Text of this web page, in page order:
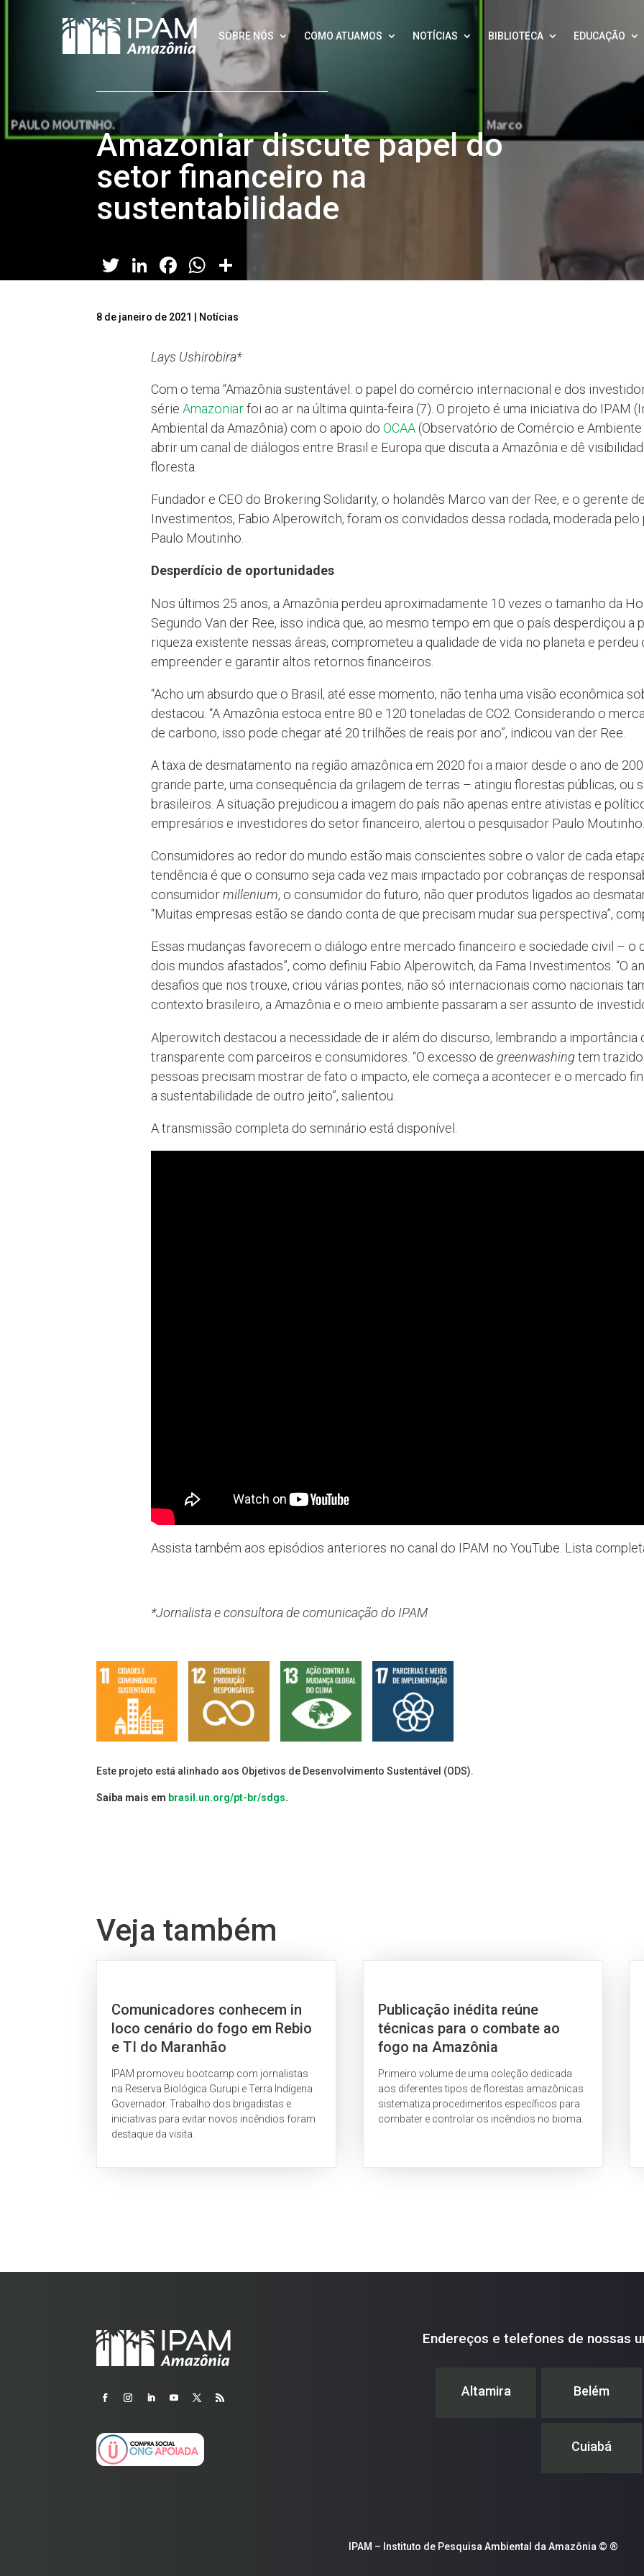
SOBRE NÓS COMO ATUAMOS NOTÍCIAS BIBLIOTECA EDUCAÇÃO
Amazoniar discute papel do
setor financeiro na
sustentabilidade
Twitter
LinkedIn
Facebook
WhatsApp
8 de janeiro de 2021 Notícias
Lays Ushirobira*
Com o tema “Amazônia sustentável: o papel do comércio internacional e dos
série Amazoniarfoi ao ar na última quinta-feira (7). O projeto é uma iniciativa do IPAM
Ambiental da Amazônia) com o apoio do OCAA(Observatório de Comércio e Ambiente
abrir um canal de diálogos entre Brasil e Europa que discuta a Amazônia e dê
floresta.
Fundador e CEO do Brokering Solidarity, o holandês Marco van der Ree, e o gerente
Investimentos, Fabio Alperowitch, foram os convidados dessa rodada, moderada
Paulo Moutinho.
Desperdício de oportunidades
Nos últimos 25 anos, a Amazônia perdeu aproximadamente 10 vezes o tamanho da
Segundo Van der Ree, isso indica que, ao mesmo tempo em que o país desperdiçou a
riqueza existente nessas áreas, comprometeu a qualidade de vida no planeta e
empreender e garantir altos retornos financeiros.
“Acho um absurdo que o Brasil, até esse momento, não tenha uma visão econômica
destacou. “A Amazônia estoca entre 80 e 120 toneladas de CO2. Considerando o
de carbono, isso pode chegar até 20 trilhões de reais por ano”, indicou van der Ree.
A taxa de desmatamento na região amazônica em 2020 foi a maior desde o ano de
grande parte, uma consequência da grilagem de terras – atingiu florestas públicas, ou
brasileiros. A situação prejudicou a imagem do país não apenas entre ativistas e
empresários e investidores do setor financeiro, alertou o pesquisador Paulo Moutinho.
Consumidores ao redor do mundo estão mais conscientes sobre o valor de cada
tendência é que o consumo seja cada vez mais impactado por cobranças de
consumidormillenium, o consumidor do futuro, não quer produtos ligados ao
“Muitas empresas estão se dando conta de que precisam mudar sua perspectiva”,
Essas mudanças favorecem o diálogo entre mercado financeiro e sociedade civil – o
dois mundos afastados”, como definiu Fabio Alperowitch, da Fama Investimentos. “O
desafios que nos trouxe, criou várias pontes, não só internacionais como nacionais
contexto brasileiro, a Amazônia e o meio ambiente passaram a ser assunto de
Alperowitch destacou a necessidade de ir além do discurso, lembrando a importância
transparente com parceiros e consumidores. “O excesso de greenwashing tem trazido
pessoas precisam mostrar de fato o impacto, ele começa a acontecer e o mercado
a sustentabilidade de outro jeito”, salientou.
A transmissão completa do seminário está disponível.
Assista também aos episódios anteriores no canal do IPAM no YouTube. Lista
*Jornalista e consultora de comunicação do IPAM
Este projeto está alinhado aos Objetivos de Desenvolvimento Sustentável (ODS).
Saiba mais em brasil.un.org/pt-br/sdgs.
Veja também
Comunicadores conhecem in
loco cenário do fogo em Rebio
e TI do Maranhão
IPAM promoveu bootcamp com jornalistas
na Reserva Biológica Gurupi e Terra Indígena
Governador. Trabalho dos brigadistas e
iniciativas para evitar novos incêndios foram
destaque da visita.
Publicação inédita reúne
técnicas para o combate ao
fogo na Amazônia
Primeiro volume de uma coleção dedicada
aos diferentes tipos de florestas amazônicas
sistematiza procedimentos específicos para
combater e controlar os incêndios no bioma.
Endereços e telefones de nossas
Altamira Belém
Cuiabá
IPAM – Instituto de Pesquisa Ambiental da Amazônia © ®